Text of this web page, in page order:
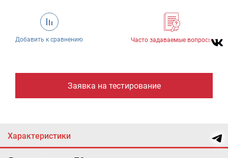
Добавить к сравнению Часто задаваемые вопросы
Заявка на тестирование
Характеристики